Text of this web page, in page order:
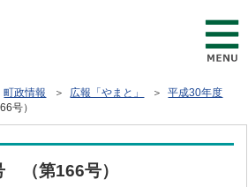
町政情報 ＞ 広報「やまと」 ＞平成30年度
号）
（第166号）